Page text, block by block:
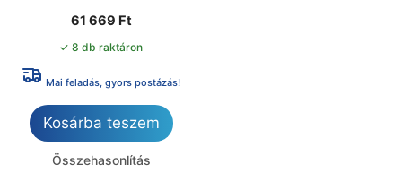
61 669 Ft
✓ 8 db raktáron
Mai feladás, gyors postázás!
Kosárba teszem
Összehasonlítás